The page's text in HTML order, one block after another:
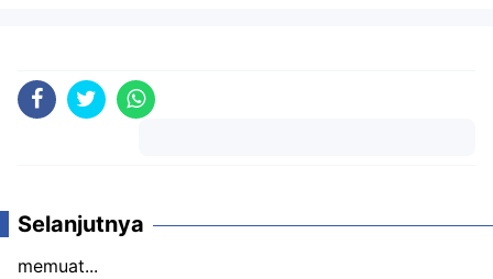
Selanjutnya
memuat...